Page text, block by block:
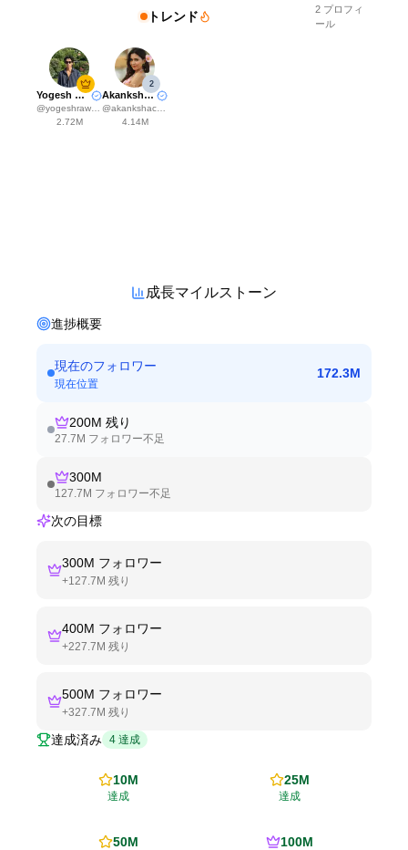
トレンド 2 プロフィ
ール
Yogesh Rawat
@yogeshrawat04
2.72M
2
Akanksha Choudhary
@akankshachoudhary_official
4.14M
成長マイルストーン
進捗概要
現在のフォロワー
現在位置
172.3M
200M 残り
27.7M フォロワー不足
300M
127.7M フォロワー不足
次の目標
300M フォロワー
+127.7M 残り
400M フォロワー
+227.7M 残り
500M フォロワー
+327.7M 残り
達成済み 4 達成
10M
達成
25M
達成
50M 100M